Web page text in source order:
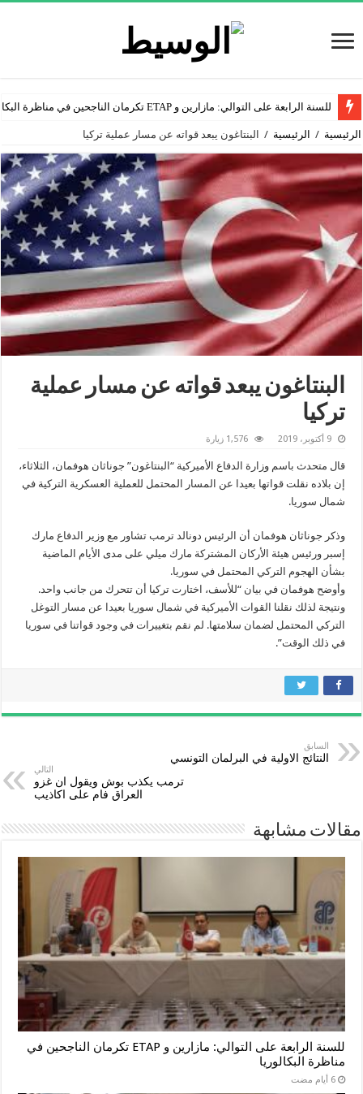
للسنة الرابعة على التوالي: مازارين و ETAP تكرمان الناجحين في مناظرة البكالوريا
الرئيسية / الرئيسية / البنتاغون يبعد قواته عن مسار عملية تركيا
البنتاغون يبعد قواته عن مسار عملية
تركيا
9 أكتوبر، 2019 1,576 زيارة
قال متحدث باسم وزارة الدفاع الأميركية “البنتاغون” جوناثان هوفمان، الثلاثاء،
إن بلاده نقلت قواتها بعيدا عن المسار المحتمل للعملية العسكرية التركية في
شمال سوريا.
وذكر جوناثان هوفمان أن الرئيس دونالد ترمب تشاور مع وزير الدفاع مارك
إسبر ورئيس هيئة الأركان المشتركة مارك ميلي على مدى الأيام الماضية
بشأن الهجوم التركي المحتمل في سوريا.
وأوضح هوفمان في بيان “للأسف، اختارت تركيا أن تتحرك من جانب واحد.
ونتيجة لذلك نقلنا القوات الأميركية في شمال سوريا بعيدا عن مسار التوغل
التركي المحتمل لضمان سلامتها. لم نقم بتغييرات في وجود قواتنا في سوريا
في ذلك الوقت”.
السابق
النتائج الاولية في البرلمان التونسي
التالي
ترمب يكذب بوش ويقول ان غزو
العراق فام على اكاذيب
مقالات مشابهة
للسنة الرابعة على التوالي: مازارين و ETAP تكرمان الناجحين في
مناظرة البكالوريا
‏6 أيام مضت